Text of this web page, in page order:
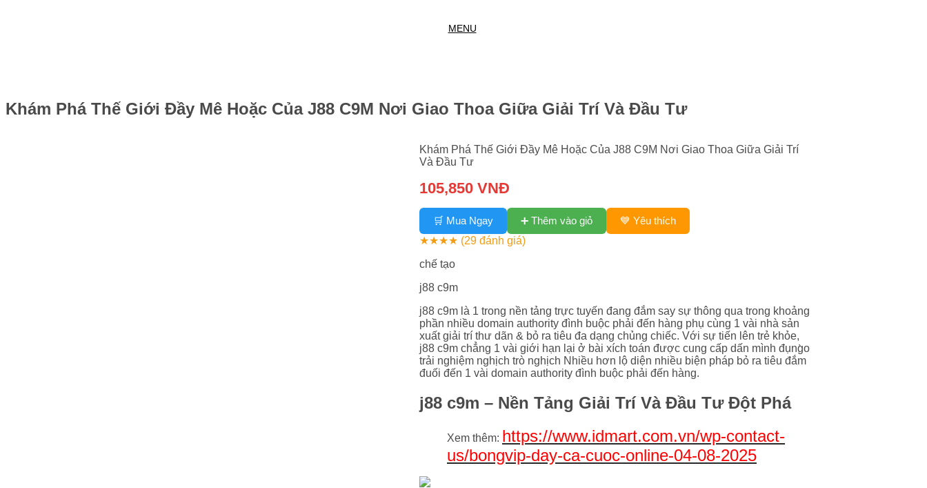
MENU
Khám Phá Thế Giới Đầy Mê Hoặc Của J88 C9M Nơi Giao Thoa Giữa Giải Trí Và Đầu Tư
Khám Phá Thế Giới Đầy Mê Hoặc Của J88 C9M Nơi Giao Thoa Giữa Giải Trí
Và Đầu Tư
105,850 VNĐ
🛒 Mua Ngay ➕ Thêm vào giỏ
💙 Yêu thích
★★★★ (29 đánh giá)
chế tạo
j88 c9m
j88 c9m là 1 trong nền tảng trực tuyến đang đắm say sự thông qua trong khoảng
phần nhiều domain authority đình buộc phải đến hàng phụ cùng 1 vài nhà sản
xuất giải trí thư dãn & bỏ ra tiêu đa dạng chủng chiếc. Với sự tiến lên trẻ khỏe,
j88 c9m chẳng 1 vài giới hạn lại ở bài xích toán được cung cấp dấn mình đụng̀o
trải nghiệm nghịch trò nghịch Nhiều hơn lộ diện nhiều biện pháp bỏ ra tiêu đắm
đuối đến 1 vài domain authority đình buộc phải đến hàng.
j88 c9m – Nền Tảng Giải Trí Và Đầu Tư Đột Phá
Xem thêm: https://www.idmart.com.vn/wp-contact-
us/bongvip-day-ca-cuoc-online-04-08-2025